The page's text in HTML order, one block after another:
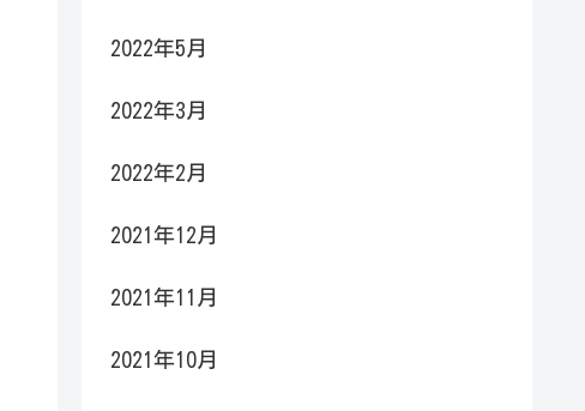
2022年5月
2022年3月
2022年2月
2021年12月
2021年11月
2021年10月